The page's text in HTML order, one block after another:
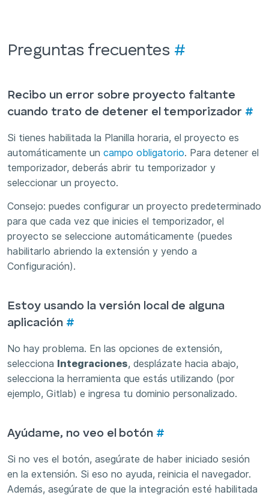
Preguntas frecuentes #
Recibo un error sobre proyecto faltante
cuando trato de detener el temporizador #
Si tienes habilitada la Planilla horaria, el proyecto es
automáticamente un campo obligatorio. Para detener el
temporizador, deberás abrir tu temporizador y
seleccionar un proyecto.
Consejo: puedes configurar un proyecto predeterminado
para que cada vez que inicies el temporizador, el
proyecto se seleccione automáticamente (puedes
habilitarlo abriendo la extensión y yendo a
Configuración).
Estoy usando la versión local de alguna
aplicación #
No hay problema. En las opciones de extensión,
selecciona
Integraciones, desplázate hacia abajo,
selecciona la herramienta que estás utilizando (por
ejemplo, Gitlab) e ingresa tu dominio personalizado.
Ayúdame, no veo el botón #
Si no ves el botón, asegúrate de haber iniciado sesión
en la extensión. Si eso no ayuda, reinicia el navegador.
Además, asegúrate de que la integración esté habilitada